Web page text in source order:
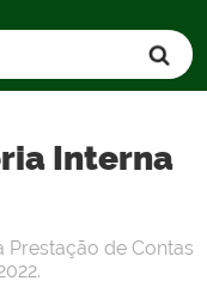
Interna
Prestação de Contas